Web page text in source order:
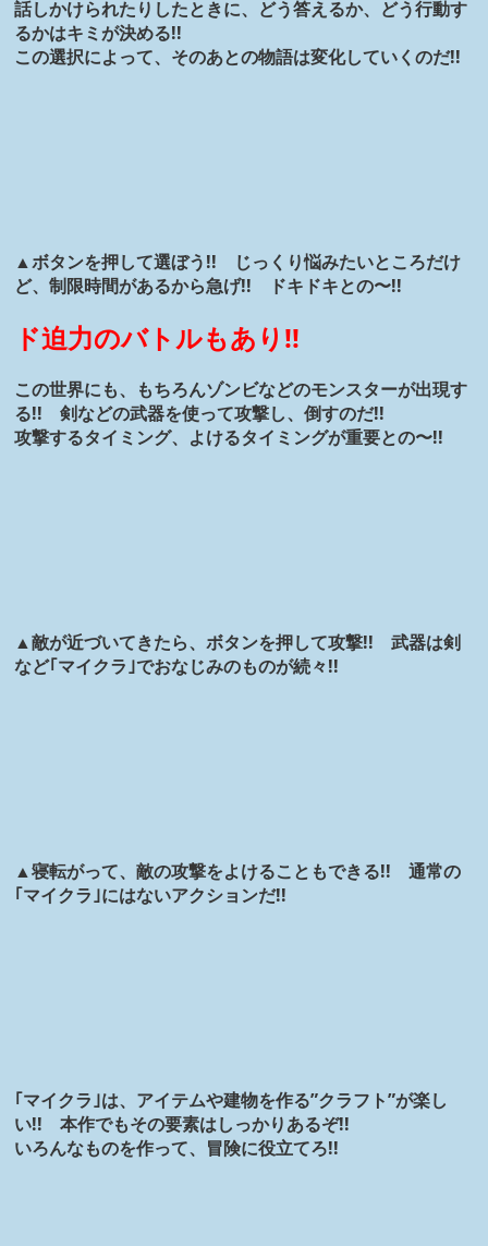
話しかけられたりしたときに、どう答えるか、どう行動す
るかはキミが決める!!
この選択によって、そのあとの物語は変化していくのだ!!
▲ボタンを押して選ぼう!! じっくり悩みたいところだけ
ど、制限時間があるから急げ!! ドキドキとの〜!!
ド迫力のバトルもあり!!
この世界にも、もちろんゾンビなどのモンスターが出現す
る!! 剣などの武器を使って攻撃し、倒すのだ!!
攻撃するタイミング、よけるタイミングが重要との〜!!
▲敵が近づいてきたら、ボタンを押して攻撃!! 武器は剣
など｢マイクラ｣でおなじみのものが続々!!
▲寝転がって、敵の攻撃をよけることもできる!! 通常の
｢マイクラ｣にはないアクションだ!!
｢マイクラ｣は、アイテムや建物を作る”クラフト”が楽し
い!! 本作でもその要素はしっかりあるぞ!!
いろんなものを作って、冒険に役立てろ!!